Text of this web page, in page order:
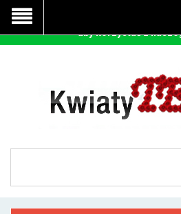
Nasza strona korzysta z cookies -
prawidłowego działania.
aby korzystać z